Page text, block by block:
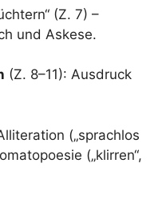
(Z. 7) –
und Askese.
(Z. 8–11): Ausdruck
(„sprachlos
(„klirren“,